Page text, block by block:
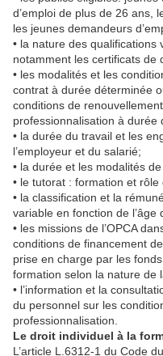
d’emploi de plus de 26 ans,
les jeunes demandeurs
• la nature des qualifications
notamment les certificats de
• les modalités et les
contrat à durée déterminée
conditions de
professionnalisation à durée
• la durée du travail et les
l’employeur et du salarié;
• la durée et les modalités
• le tutorat : formation et
• la classification et la
variable en fonction de l’âge
• les missions de l’OPCA
conditions de financement
prise en charge par les
formation selon la nature de
• l’information et la
du personnel sur les
professionnalisation.
Le droit individuel à la
L’article L.6312-1 du Code